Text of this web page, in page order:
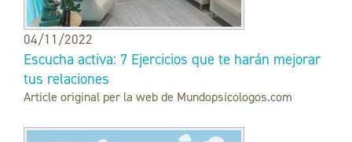
04/11/2022
Escucha activa: 7 Ejercicios que te harán mejorar
tus relaciones
Article original per la web de Mundopsicologos.com